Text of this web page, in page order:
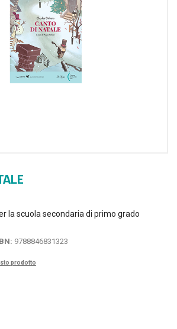
9788846831323
prodotto
la scuola secondaria di primo grado